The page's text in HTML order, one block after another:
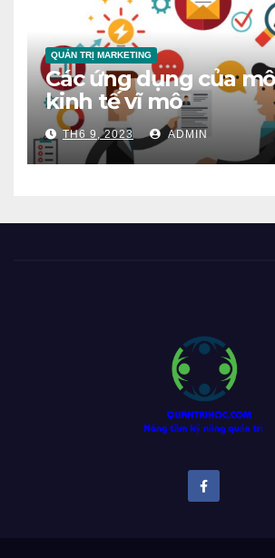
QUẢN TRỊ MARKETING
Các ứng dụng của
kinh tế vĩ mô
TH6 9, 2023 ADMIN